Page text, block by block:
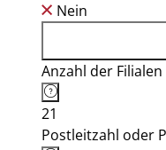
Nein
Anzahl der
21
Postleitzahl oder